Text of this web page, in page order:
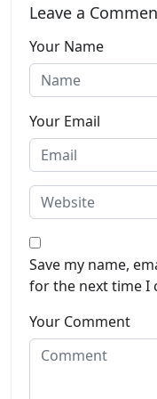
Leave a
Your Name
Your Email
Save my name,
for the next time I
Your Comment